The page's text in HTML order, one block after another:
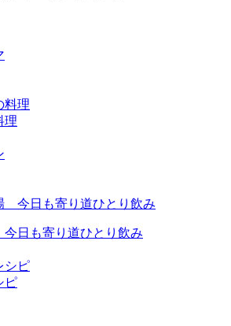
理
日も寄り道ひとり飲み
ピ